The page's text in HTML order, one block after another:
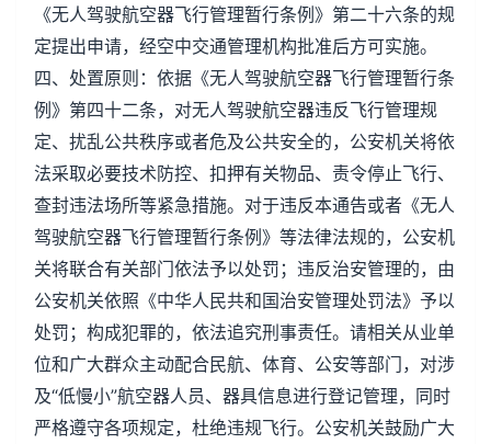
《无人驾驶航空器飞行管理暂行条例》第二十六条的规
定提出申请，经空中交通管理机构批准后方可实施。
四、处置原则：依据《无人驾驶航空器飞行管理暂行条
例》第四十二条，对无人驾驶航空器违反飞行管理规
定、扰乱公共秩序或者危及公共安全的，公安机关将依
法采取必要技术防控、扣押有关物品、责令停止飞行、
查封违法场所等紧急措施。对于违反本通告或者《无人
驾驶航空器飞行管理暂行条例》等法律法规的，公安机
关将联合有关部门依法予以处罚；违反治安管理的，由
公安机关依照《中华人民共和国治安管理处罚法》予以
处罚；构成犯罪的，依法追究刑事责任。请相关从业单
位和广大群众主动配合民航、体育、公安等部门，对涉
及“低慢小”航空器人员、器具信息进行登记管理，同时
严格遵守各项规定，杜绝违规飞行。公安机关鼓励广大